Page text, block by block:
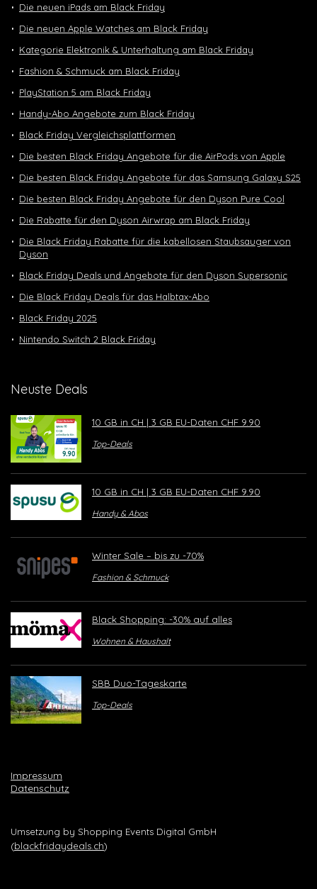
Die neuen iPads am Black Friday
Die neuen Apple Watches am Black Friday
Kategorie Elektronik & Unterhaltung am Black Friday
Fashion & Schmuck am Black Friday
PlayStation 5 am Black Friday
Handy-Abo Angebote zum Black Friday
Black Friday Vergleichsplattformen
Die besten Black Friday Angebote für die AirPods von Apple
Die besten Black Friday Angebote für das Samsung Galaxy S25
Die besten Black Friday Angebote für den Dyson Pure Cool
Die Rabatte für den Dyson Airwrap am Black Friday
Die Black Friday Rabatte für die kabellosen Staubsauger von
Dyson
Black Friday Deals und Angebote für den Dyson Supersonic
Die Black Friday Deals für das Halbtax-Abo
Black Friday 2025
Nintendo Switch 2 Black Friday
Neuste Deals
10 GB in CH | 3 GB EU-Daten CHF 9.90
Top-Deals
10 GB in CH | 3 GB EU-Daten CHF 9.90
Handy & Abos
Winter Sale – bis zu -70%
Fashion & Schmuck
Black Shopping: -30% auf alles
Wohnen & Haushalt
SBB Duo-Tageskarte
Top-Deals
Impressum
Datenschutz
Umsetzung by Shopping Events Digital GmbH
(blackfridaydeals.ch)